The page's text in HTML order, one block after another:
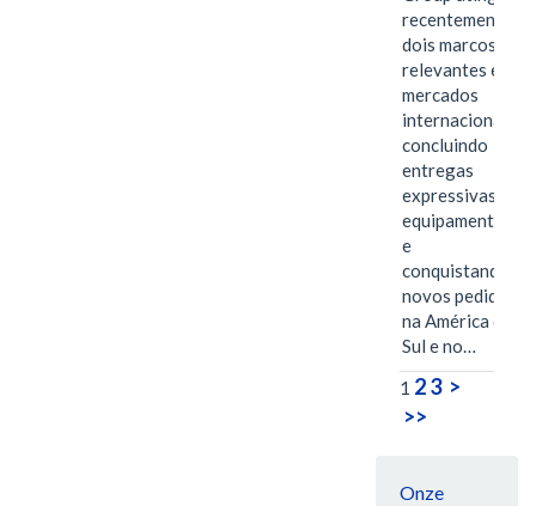
recentemente
dois marcos
relevantes em
mercados
internacionais,
concluindo
entregas
expressivas de
equipamentos
e
conquistando
novos pedidos
na América do
Sul e no…
1 23 >
>>
Onze